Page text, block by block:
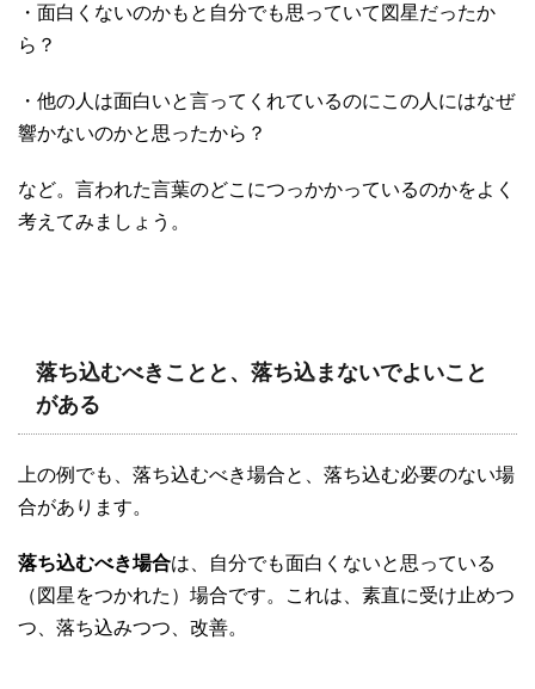
・面白くないのかもと自分でも思っていて図星だったか
ら？
・他の人は面白いと言ってくれているのにこの人にはなぜ
響かないのかと思ったから？
など。言われた言葉のどこにつっかかっているのかをよく
考えてみましょう。
落ち込むべきことと、落ち込まないでよいこと
がある
上の例でも、落ち込むべき場合と、落ち込む必要のない場
合があります。
落ち込むべき場合は、自分でも面白くないと思っている
（図星をつかれた）場合です。これは、素直に受け止めつ
つ、落ち込みつつ、改善。